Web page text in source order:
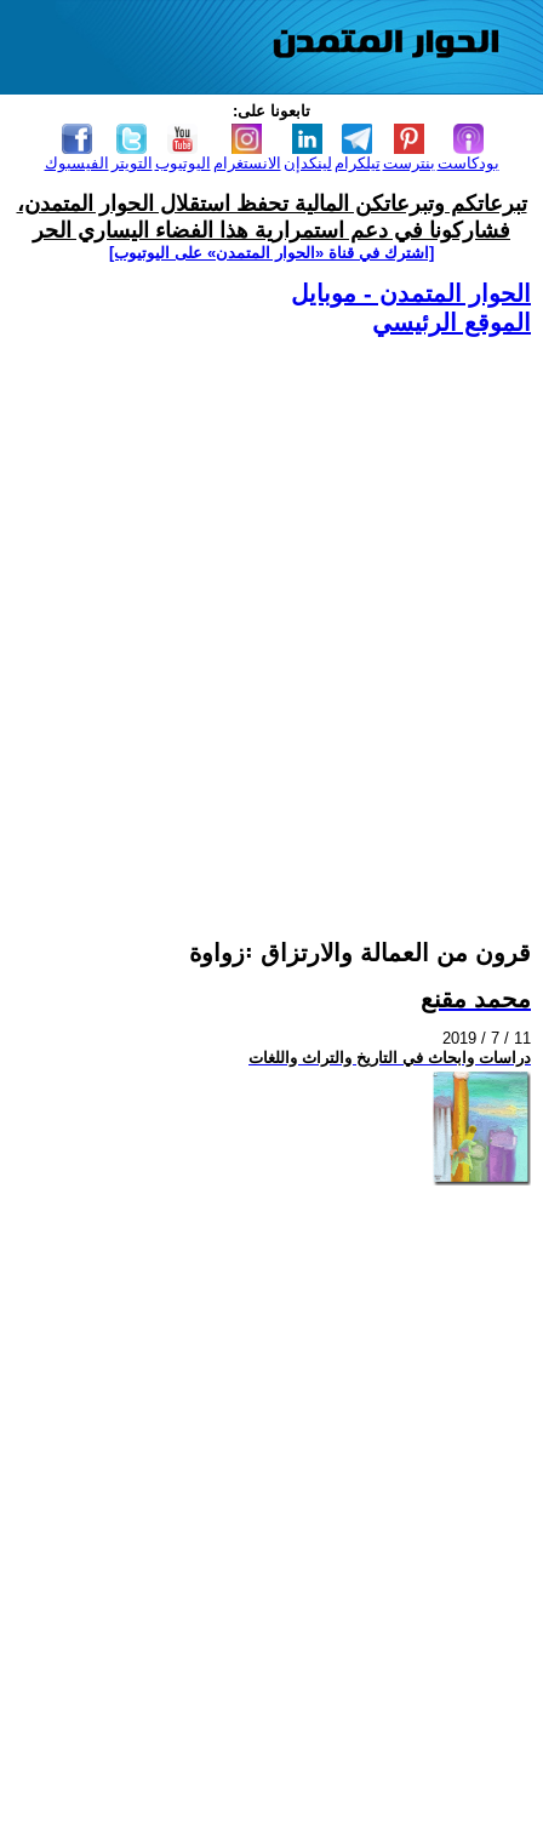
تابعونا على:
الفيسبوك التويتر اليوتيوب الانستغرام لينكدإن تيلكرامبنترست بودكاست
تبرعاتكم وتبرعاتكن المالية تحفظ استقلال الحوار المتمدن،
فشاركونا في دعم استمرارية هذا الفضاء اليساري الحر
[اشترك في قناة ‫«الحوار المتمدن» على اليوتيوب]
الحوار المتمدن - موبايل
الموقع الرئيسي
زواوة꞉ قرون من العمالة والارتزاق
محمد مقنع
2019 / 7 / 11
دراسات وابحاث في التاريخ والتراث واللغات